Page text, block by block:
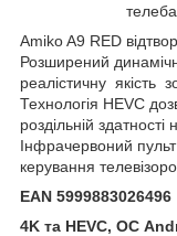
Amiko A9 RED
Розширений
реалістичну якість
Технологія HEVC
роздільній здатності
Інфрачервоний
керування
EAN 5999883026496
4K та HEVC, ОС